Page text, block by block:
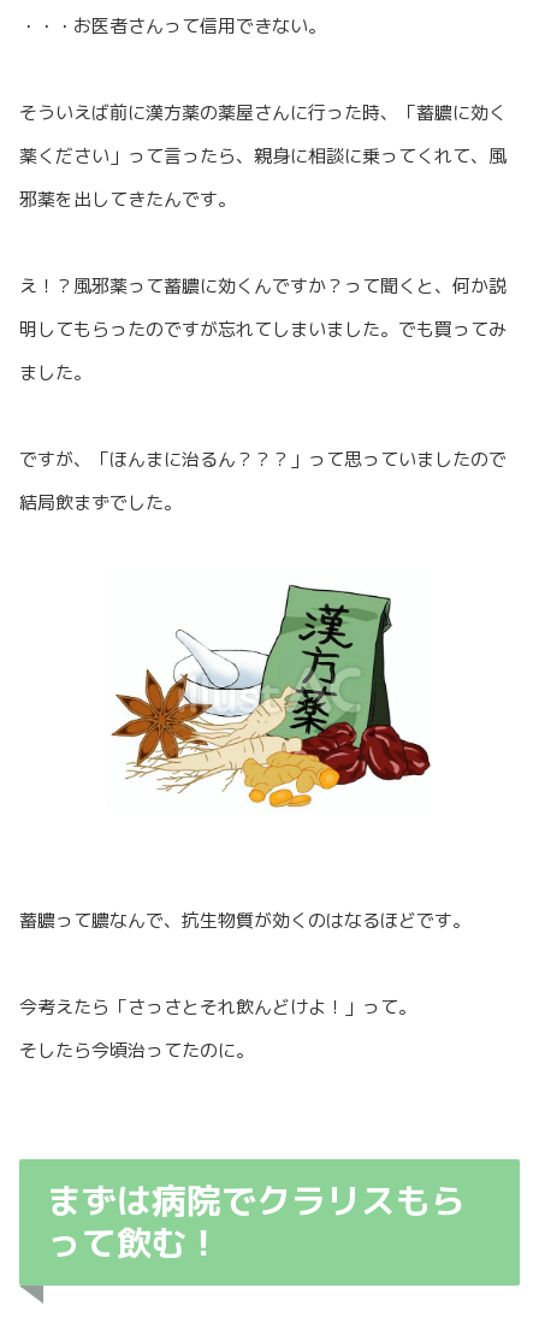
・・・お医者さんって信用できない。
そういえば前に漢方薬の薬屋さんに行った時、「蓄膿に効く
薬ください」って言ったら、親身に相談に乗ってくれて、風
邪薬を出してきたんです。
え！？風邪薬って蓄膿に効くんですか？って聞くと、何か説
明してもらったのですが忘れてしまいました。でも買ってみ
ました。
ですが、「ほんまに治るん？？？」って思っていましたので
結局飲まずでした。
蓄膿って膿なんで、抗生物質が効くのはなるほどです。
今考えたら「さっさとそれ飲んどけよ！」って。
そしたら今頃治ってたのに。
まずは病院でクラリスもら
って飲む！